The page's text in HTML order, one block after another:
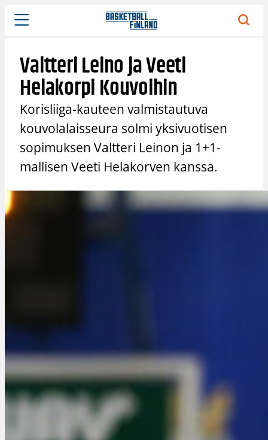
Siirry
sisältöön
Valtteri Leino ja Veeti
Helakorpi Kouvoihin
Korisliiga-kauteen valmistautuva
kouvolalaisseura solmi yksivuotisen
sopimuksen Valtteri Leinon ja 1+1-
mallisen Veeti Helakorven kanssa.